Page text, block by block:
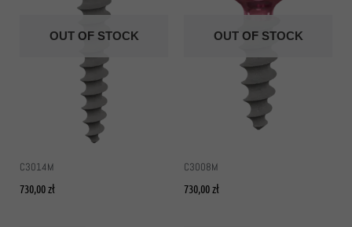
OUT OF STOCK
C3014M
730,00zł
OUT OF STOCK
C3008M
730,00zł